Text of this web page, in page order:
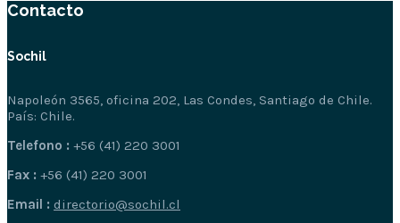
Contacto
Sochil
Napoleón 3565, oficina 202, Las Condes, Santiago de Chile.
País: Chile.
Telefono : +56 (41) 220 3001
Fax : +56 (41) 220 3001
Email : directorio@sochil.cl